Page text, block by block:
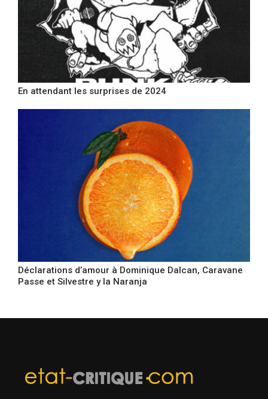
En attendant les surprises de 2024
Déclarations d’amour à Dominique Dalcan, Caravane
Passe et Silvestre y la Naranja